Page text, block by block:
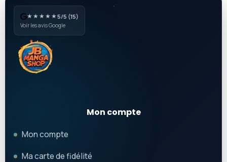
★★★★★5/5 (15)
Voir les avis Google
Mon compte
Mon compte
Ma carte de fidélité